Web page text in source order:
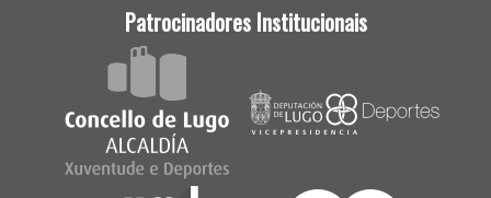
Patrocinadores Institucionais